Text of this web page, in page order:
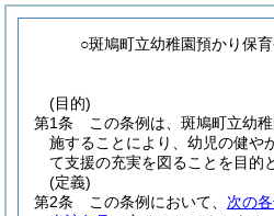
○斑鳩町立幼稚園預かり保育
(目的)
第1条
この条例は、斑鳩町立幼
施することにより、幼児の健や
て支援の充実を図ることを目的
(定義)
第2条
この条例において、 次の